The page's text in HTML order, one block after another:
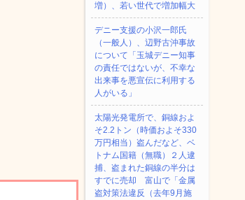
増）、若い世代で増加幅大
デニー支援の小沢一郎氏
（一般人）、辺野古沖事故
について「玉城デニー知事
の責任ではないが、不幸な
出来事を悪宣伝に利用する
人がいる」
太陽光発電所で、銅線およ
そ2.2トン（時価およそ330
万円相当）盗んだなど、ベ
トナム国籍（無職）２人逮
捕、盗まれた銅線の半分は
すでに売却 富山で「金属
盗対策法違反（去年9月施